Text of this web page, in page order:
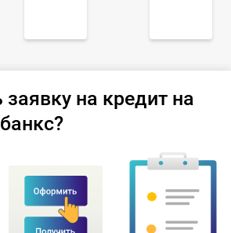
заявку на кредит на